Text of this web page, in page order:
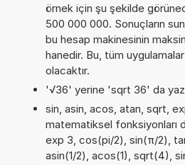
örnek için şu şekilde
500 000 000. Sonuçların
bu hesap makinesinin
hanedir. Bu, tüm
olacaktır.
'√36' yerine 'sqrt 36' da
sin, asin, acos, atan, sqrt,
matematiksel fonksiyonları
exp 3, cos(pi/2), sin(π/2),
asin(1/2), acos(1), sqrt(4),